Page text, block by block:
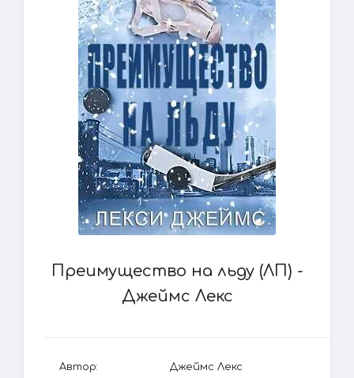
Преимущество на льду (ЛП) -
Джеймс Лекс
Автор: Джеймс Лекс